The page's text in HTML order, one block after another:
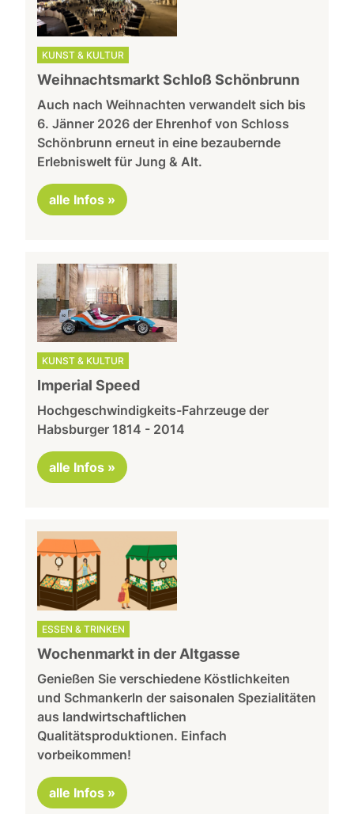
KUNST & KULTUR
Weihnachtsmarkt Schloß Schönbrunn
Auch nach Weihnachten verwandelt sich bis
6. Jänner 2026 der Ehrenhof von Schloss
Schönbrunn erneut in eine bezaubernde
Erlebniswelt für Jung & Alt.
alle Infos »
KUNST & KULTUR
Imperial Speed
Hochgeschwindigkeits-Fahrzeuge der
Habsburger 1814 - 2014
alle Infos »
ESSEN & TRINKEN
Wochenmarkt in der Altgasse
Genießen Sie verschiedene Köstlichkeiten
und Schmankerln der saisonalen Spezialitäten
aus landwirtschaftlichen
Qualitätsproduktionen. Einfach
vorbeikommen!
alle Infos »